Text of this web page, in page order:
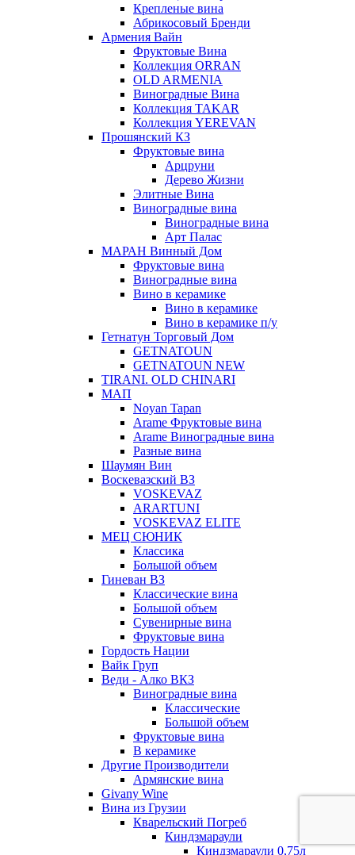
Крепленые вина
Абрикосовый Бренди
Армения Вайн
Фруктовые Вина
Коллекция ORRAN
OLD ARMENIA
Виноградные Вина
Коллекция TAKAR
Коллекция YEREVAN
Прошянский КЗ
Фруктовые вина
Арцруни
Дерево Жизни
Элитные Вина
Виноградные вина
Виноградные вина
Арт Палас
МАРАН Винный Дом
Фруктовые вина
Виноградные вина
Вино в керамике
Вино в керамике
Вино в керамике п/у
Гетнатун Торговый Дом
GETNATOUN
GETNATOUN NEW
TIRANI. OLD CHINARI
МАП
Noyan Tapan
Arame Фруктовые вина
Arame Виноградные вина
Разные вина
Шаумян Вин
Воскевазский ВЗ
VOSKEVAZ
ARARTUNI
VOSKEVAZ ELITE
МЕЦ СЮНИК
Классика
Большой объем
Гиневан ВЗ
Классические вина
Большой объем
Сувенирные вина
Фруктовые вина
Гордость Нации
Вайк Груп
Веди - Алко ВКЗ
Виноградные вина
Классические
Большой объем
Фруктовые вина
В керамике
Другие Производители
Армянские вина
Givany Wine
Вина из Грузии
Кварельский Погреб
Киндзмараули
Киндзмараули 0,75л